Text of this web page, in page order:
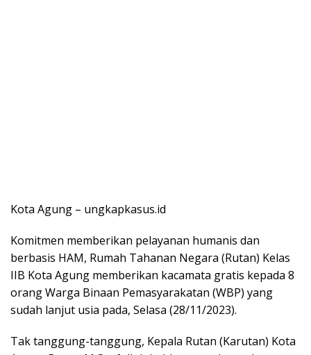
Kota Agung – ungkapkasus.id
Komitmen memberikan pelayanan humanis dan
berbasis HAM, Rumah Tahanan Negara (Rutan) Kelas
IIB Kota Agung memberikan kacamata gratis kepada 8
orang Warga Binaan Pemasyarakatan (WBP) yang
sudah lanjut usia pada, Selasa (28/11/2023).
Tak tanggung-tanggung, Kepala Rutan (Karutan) Kota